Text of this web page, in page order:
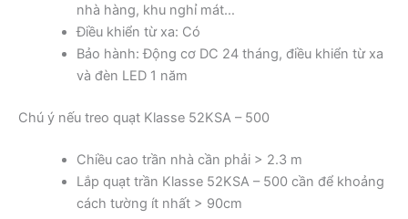
nhà hàng, khu nghỉ mát…
Điều khiển từ xa: Có
Bảo hành: Động cơ DC 24 tháng, điều khiển từ xa
và đèn LED 1 năm
Chú ý nếu treo quạt Klasse 52KSA – 500
Chiều cao trần nhà cần phải > 2.3 m
Lắp quạt trần Klasse 52KSA – 500 cần để khoảng
cách tường ít nhất > 90cm